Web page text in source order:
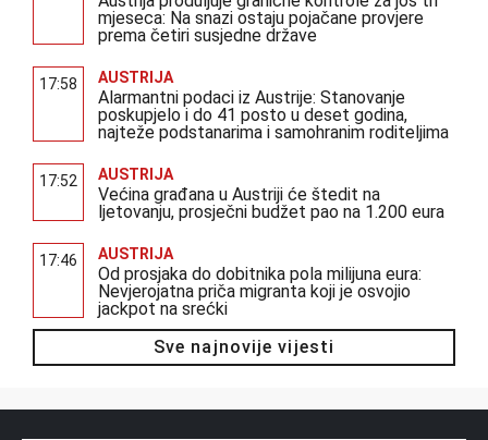
mjeseca: Na snazi ostaju pojačane provjere
prema četiri susjedne države
17:58 AUSTRIJA
Alarmantni podaci iz Austrije: Stanovanje
poskupjelo i do 41 posto u deset godina,
najteže podstanarima i samohranim roditeljima
17:52 AUSTRIJA
Većina građana u Austriji će štedit na
ljetovanju, prosječni budžet pao na 1.200 eura
17:46 AUSTRIJA
Od prosjaka do dobitnika pola milijuna eura:
Nevjerojatna priča migranta koji je osvojio
jackpot na srećki
Sve najnovije vijesti